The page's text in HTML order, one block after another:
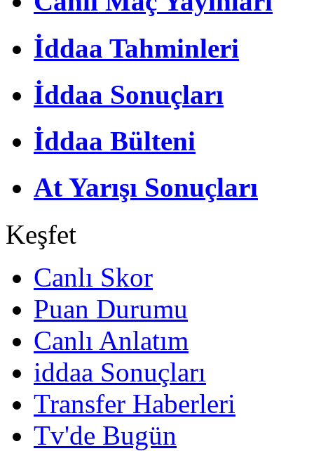
İddaa Tahminleri
İddaa Sonuçları
İddaa Bülteni
At Yarışı Sonuçları
Keşfet
Canlı Skor
Puan Durumu
Canlı Anlatım
iddaa Sonuçları
Transfer Haberleri
Tv'de Bugün